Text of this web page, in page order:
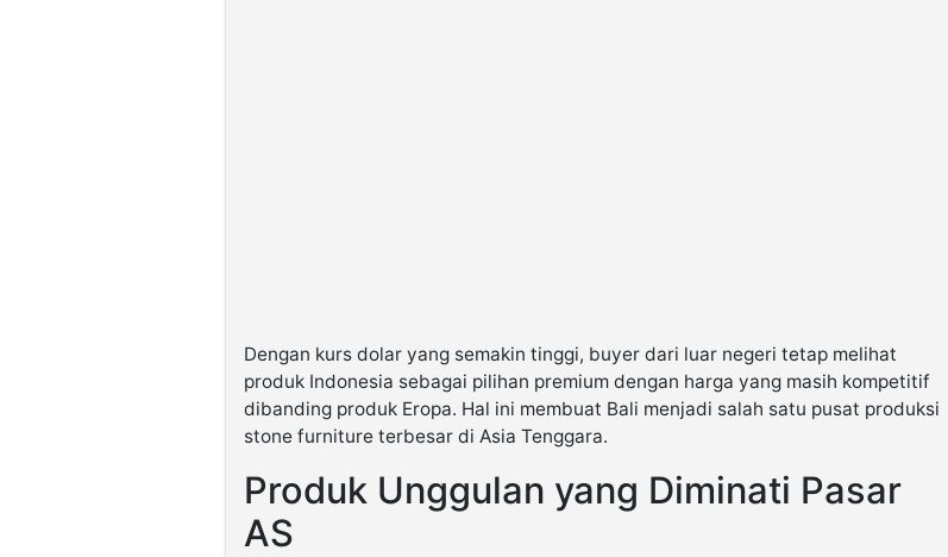
Dengan kurs dolar yang semakin tinggi, buyer dari luar negeri tetap melihat
produk Indonesia sebagai pilihan premium dengan harga yang masih kompetitif
dibanding produk Eropa. Hal ini membuat Bali menjadi salah satu pusat produksi
stone furniture terbesar di Asia Tenggara.
Produk Unggulan yang Diminati Pasar
AS